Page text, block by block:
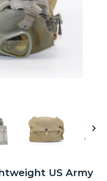

US Army